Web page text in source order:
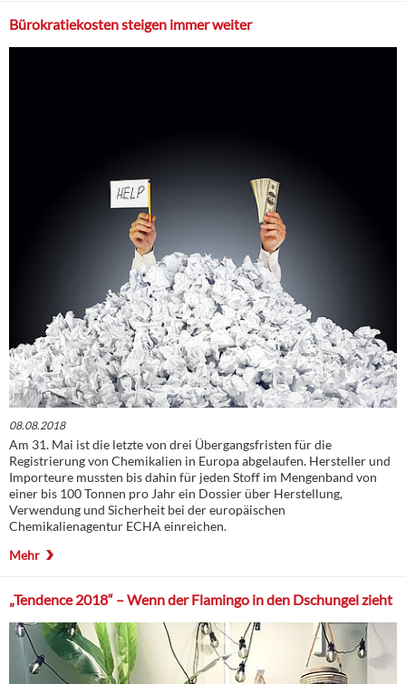
Bürokratiekosten steigen immer weiter
08.08.2018
Am 31. Mai ist die letzte von drei Übergangsfristen für die
Registrierung von Chemikalien in Europa abgelaufen. Hersteller und
Importeure mussten bis dahin für jeden Stoff im Mengenband von
einer bis 100 Tonnen pro Jahr ein Dossier über Herstellung,
Verwendung und Sicherheit bei der europäischen
Chemikalienagentur ECHA einreichen.
Mehr
„Tendence 2018“ – Wenn der Flamingo in den Dschungel zieht